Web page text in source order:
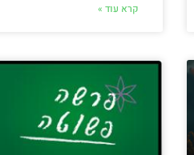
קרא עוד »